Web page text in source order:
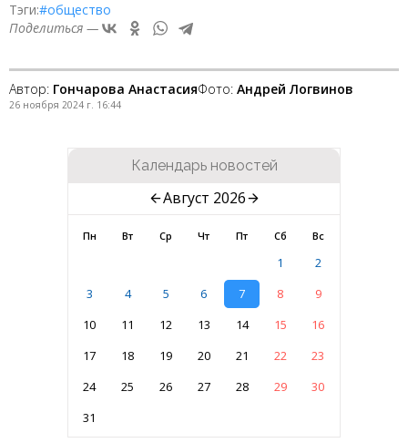
Тэги:#общество
Поделиться —
Автор: Гончарова АнастасияФото: Андрей Логвинов
26 ноября 2024 г. 16:44
Календарь новостей
Август 2026
Пн Вт Ср Чт Пт Сб Вс
1
2
3
4 5 6 7 8
9
10
11 12 13 14 15
16
17
18 19 20 21 22
23
24
25 26 27 28 29
30
31